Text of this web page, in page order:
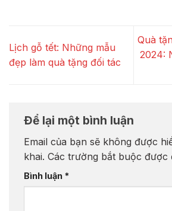
Lịch gỗ tết: Những mẫu
đẹp làm quà tặng đối tác
Quà
2024:
Để lại một bình luận
Email của bạn sẽ không được
khai. Các trường bắt buộc được
Bình luận *